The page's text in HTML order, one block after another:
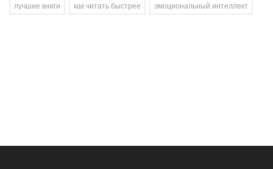
лучшие книги
как читать быстрее эмоциональный интеллект